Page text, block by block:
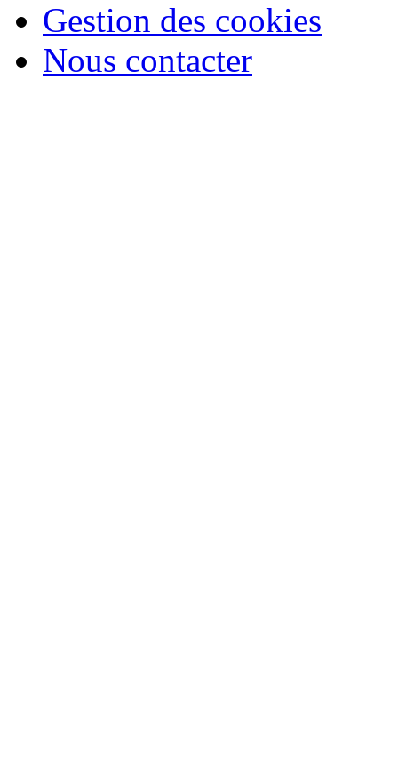
Gestion des cookies
Nous contacter